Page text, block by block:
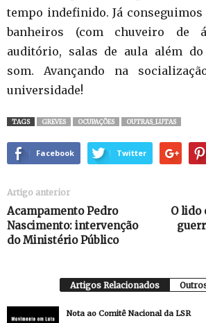
tempo indefinido. Já
banheiros (com chuveiro de
auditório, salas de aula além do
som. Avançando na
universidade!
TAGS GREVES OCUPAÇÕES OUTRAS_LUTAS
Facebook Twitter
Artigo anterior
Acampamento Pedro
Nascimento: intervenção
do Ministério Público
O lido
Artigos Relacionados
Nota ao Comitê Nacional da LSR